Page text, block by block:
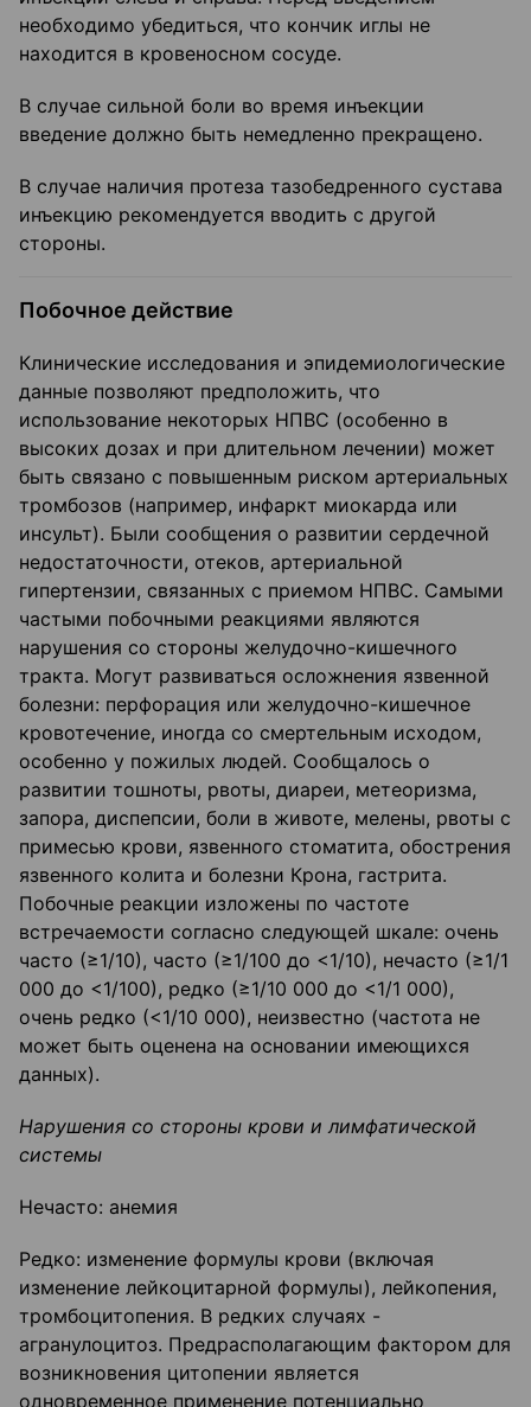
необходимо убедиться, что кончик иглы не
находится в кровеносном сосуде.
В случае сильной боли во время инъекции
введение должно быть немедленно прекращено.
В случае наличия протеза тазобедренного сустава
инъекцию рекомендуется вводить с другой
стороны.
Побочное действие
Клинические исследования и эпидемиологические
данные позволяют предположить, что
использование некоторых НПВС (особенно в
высоких дозах и при длительном лечении) может
быть связано с повышенным риском артериальных
тромбозов (например, инфаркт миокарда или
инсульт). Были сообщения о развитии сердечной
недостаточности, отеков, артериальной
гипертензии, связанных с приемом НПВС. Самыми
частыми побочными реакциями являются
нарушения со стороны желудочно-кишечного
тракта. Могут развиваться осложнения язвенной
болезни: перфорация или желудочно-кишечное
кровотечение, иногда со смертельным исходом,
особенно у пожилых людей. Сообщалось о
развитии тошноты, рвоты, диареи, метеоризма,
запора, диспепсии, боли в животе, мелены, рвоты с
примесью крови, язвенного стоматита, обострения
язвенного колита и болезни Крона, гастрита.
Побочные реакции изложены по частоте
встречаемости согласно следующей шкале: очень
часто (≥1/10), часто (≥1/100 до <1/10), нечасто (≥1/1
000 до <1/100), редко (≥1/10 000 до <1/1 000),
очень редко (<1/10 000), неизвестно (частота не
может быть оценена на основании имеющихся
данных).
Нарушения со стороны крови и лимфатической
системы
Нечасто: анемия
Редко: изменение формулы крови (включая
изменение лейкоцитарной формулы), лейкопения,
тромбоцитопения. В редких случаях -
агранулоцитоз. Предрасполагающим фактором для
возникновения цитопении является
одновременное применение потенциально